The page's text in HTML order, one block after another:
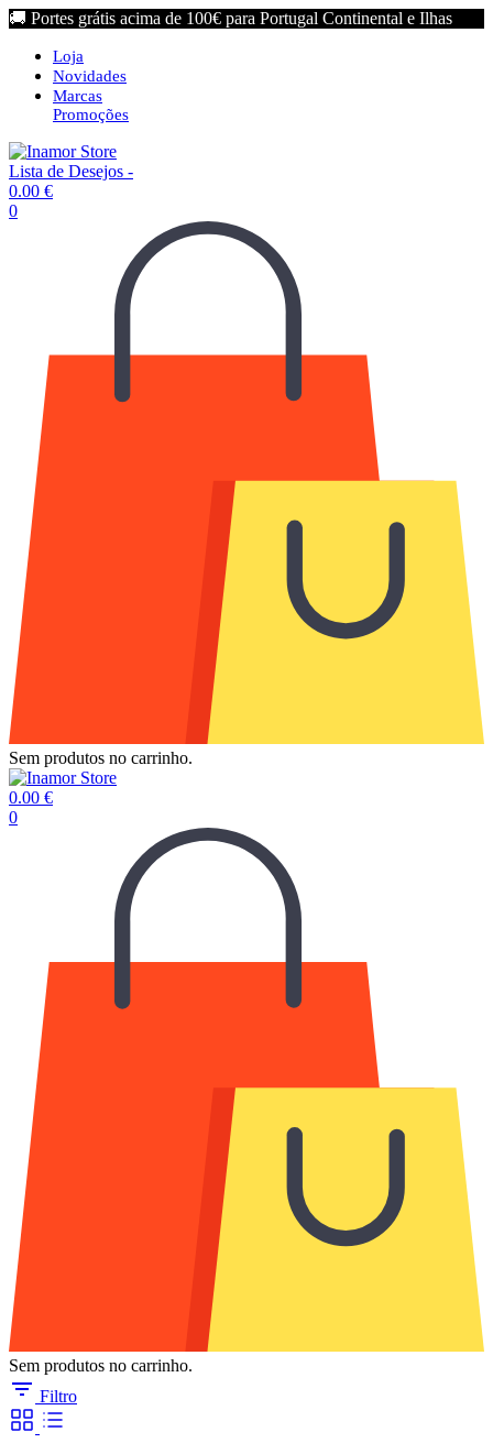
🚚 Portes grátis acima de 100€ para Portugal Continental e Ilhas
Loja
Novidades
Marcas
Promoções
Lista de Desejos -
0.00 €
0
Sem produtos no carrinho.
0.00 €
0
Sem produtos no carrinho.
Filtro